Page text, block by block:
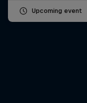
Upcoming event